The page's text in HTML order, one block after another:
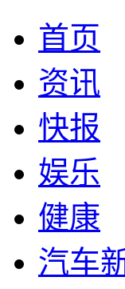
首页
资讯
快报
娱乐
健康
汽车